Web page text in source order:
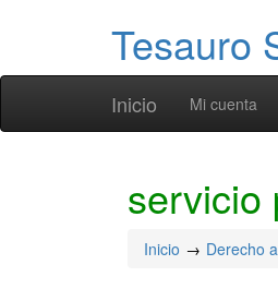
Tesauro
Inicio Mi cuenta
servicio
Inicio Derecho